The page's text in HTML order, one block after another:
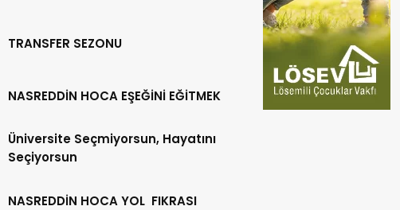
TRANSFER SEZONU
NASREDDİN HOCA EŞEĞİNİ EĞİTMEK
Üniversite Seçmiyorsun, Hayatını
Seçiyorsun
NASREDDİN HOCA YOL FIKRASI